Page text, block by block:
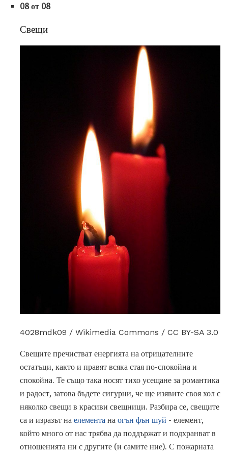
08 от 08
Свещи
4028mdk09 / Wikimedia Commons / CC BY-SA 3.0
Свещите пречистват енергията на отрицателните
остатъци, както и правят всяка стая по-спокойна и
спокойна. Те също така носят тихо усещане за романтика
и радост, затова бъдете сигурни, че ще изявите своя хол с
няколко свещи в красиви свещници. Разбира се, свещите
са и изразът на елемента на огън фън шуй - елемент,
който много от нас трябва да поддържат и подхранват в
отношенията ни с другите (и самите ние). С пожарната